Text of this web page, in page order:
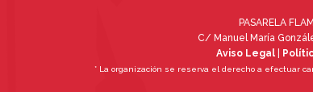
PASARELA
C/ Manuel María
Aviso Legal|
* La organización se reserva el derecho a efectuar